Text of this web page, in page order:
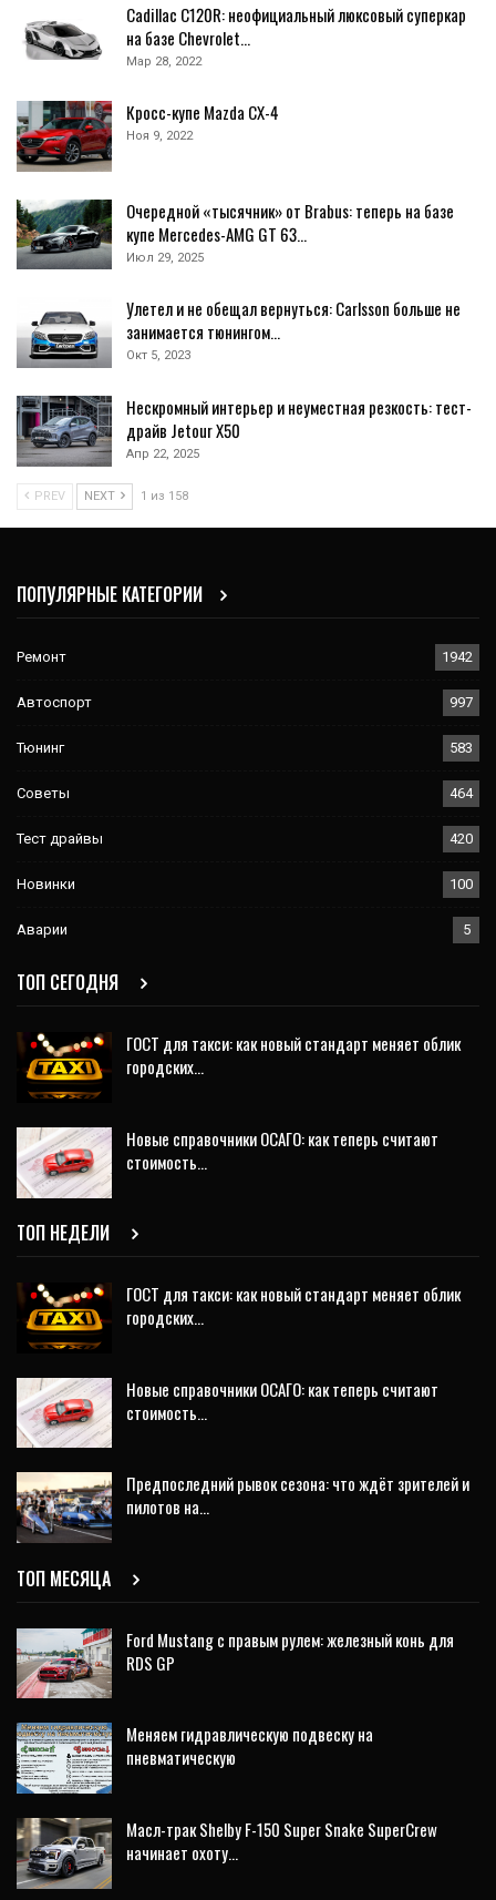
Cadillac C120R: неофициальный люксовый суперкар
на базе Chevrolet…
Мар 28, 2022
Кросс-купе Mazda CX-4
Ноя 9, 2022
Очередной «тысячник» от Brabus: теперь на базе
купе Mercedes-AMG GT 63…
Июл 29, 2025
Улетел и не обещал вернуться: Carlsson больше не
занимается тюнингом…
Окт 5, 2023
Нескромный интерьер и неуместная резкость: тест-
драйв Jetour X50
Апр 22, 2025
PREV NEXT 1 из 158
ПОПУЛЯРНЫЕ КАТЕГОРИИ
Ремонт 1942
Автоспорт 997
Тюнинг 583
Советы 464
Тест драйвы 420
Новинки 100
Аварии 5
ТОП СЕГОДНЯ
ГОСТ для такси: как новый стандарт меняет облик
городских…
Новые справочники ОСАГО: как теперь считают
стоимость…
ТОП НЕДЕЛИ
ГОСТ для такси: как новый стандарт меняет облик
городских…
Новые справочники ОСАГО: как теперь считают
стоимость…
Предпоследний рывок сезона: что ждёт зрителей и
пилотов на…
ТОП МЕСЯЦА
Ford Mustang с правым рулем: железный конь для
RDS GP
Меняем гидравлическую подвеску на
пневматическую
Масл-трак Shelby F-150 Super Snake SuperCrew
начинает охоту…